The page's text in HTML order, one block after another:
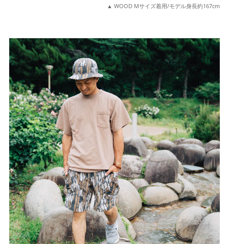
▲ WOOD Mサイズ着用/モデル身長約167cm